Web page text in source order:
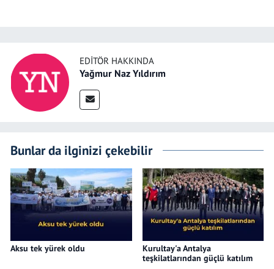
EDITÖR HAKKINDA
Yağmur Naz Yıldırım
Bunlar da ilginizi çekebilir
Aksu tek yürek oldu
Kurultay'a Antalya
teşkilatlarından güçlü katılım